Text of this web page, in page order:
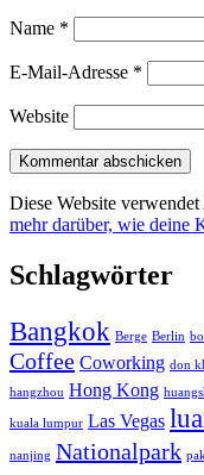
Name *
E-Mail-Adresse *
Website
Diese Website
mehr darüber, wie deine
Schlagwörter
Bangkok Berge Berlin
Coffee Coworking don
hangzhou Hong Kong
kuala lumpur Las Vegas
nanjing Nationalpark